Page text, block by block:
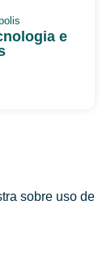
e
sobre uso de